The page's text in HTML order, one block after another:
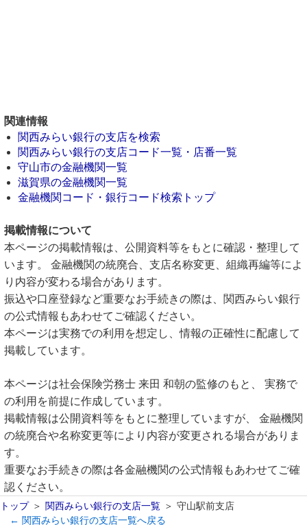
関連情報
関西みらい銀行の支店を検索
関西みらい銀行の支店コード一覧・店番一覧
守山市の金融機関一覧
滋賀県の金融機関一覧
金融機関コード・銀行コード検索トップ
掲載情報について
本ページの掲載情報は、公開資料等をもとに確認・整理して
います。 金融機関の統廃合、支店名称変更、組織再編等によ
り内容が変わる場合があります。
振込や口座登録など重要なお手続きの際は、関西みらい銀行
の公式情報もあわせてご確認ください。
本ページは実務での利用を想定し、情報の正確性に配慮して
掲載しています。
本ページは社会保険労務士 来田 和朝の監修のもと、 実務で
の利用を前提に作成しています。
掲載情報は公開資料等をもとに整理していますが、 金融機関
の統廃合や名称変更等により内容が変更される場合がありま
す。
重要なお手続きの際は各金融機関の公式情報もあわせてご確
認ください。
トップ 関西みらい銀行の支店一覧
守山駅前支店
← 関西みらい銀行の支店一覧へ戻る